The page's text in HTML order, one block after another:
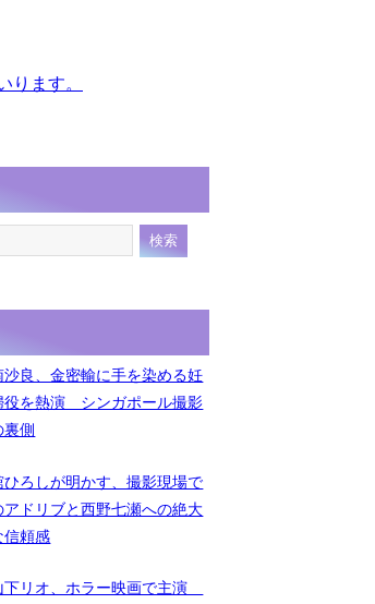
ます。
沙良、金密輸に手を染める妊
役を熱演 シンガポール撮影
裏側
ひろしが明かす、撮影現場で
アドリブと西野七瀬への絶大
信頼感
下リオ、ホラー映画で主演